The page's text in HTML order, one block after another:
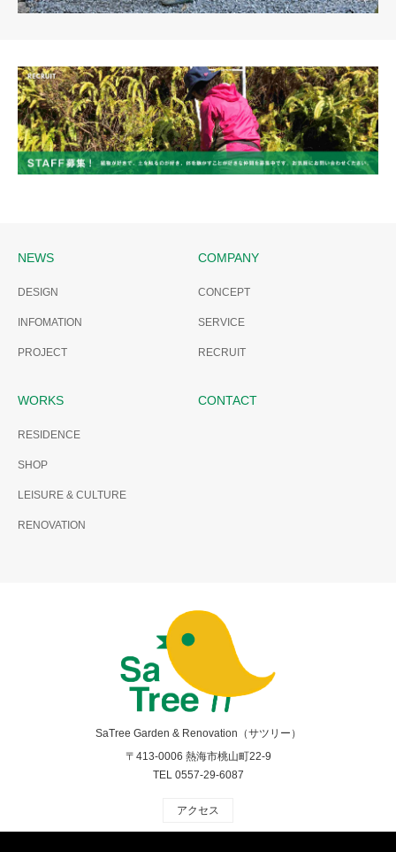
COMPANY
NEWS
DESIGN
INFOMATION
PROJECT
COMPANY
CONCEPT
SERVICE
RECRUIT
WORKS
RESIDENCE
SHOP
LEISURE & CULTURE
RENOVATION
CONTACT
SaTree Garden & Renovation（サツリー）
〒413-0006 熱海市桃山町22-9
TEL 0557-29-6087
アクセス